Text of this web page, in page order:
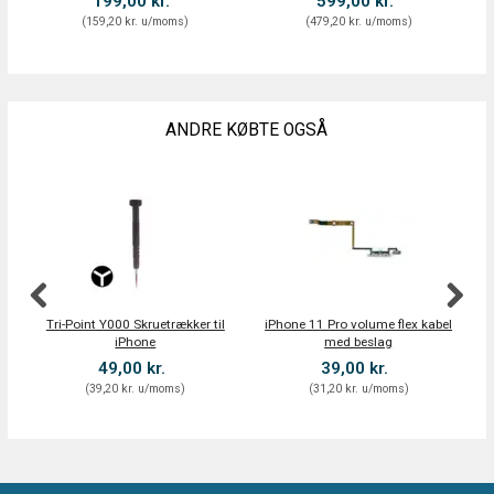
(159,20 kr. u/moms) (479,20 kr. u/moms)
ANDRE KØBTE OGSÅ
Tri-Point Y000 Skruetrækker til
iPhone
49,00 kr.
(39,20 kr. u/moms)
iPhone 11 Pro volume flex kabel
med beslag
39,00 kr.
(31,20 kr. u/moms)